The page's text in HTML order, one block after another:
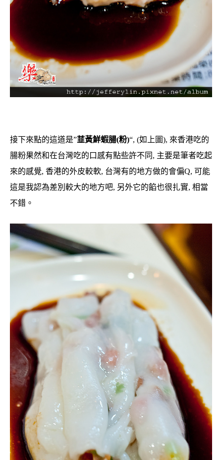
接下來點的這道是”韮黃鮮蝦腸(粉)“, (如上圖), 來香港吃的
腸粉果然和在台灣吃的口感有點些許不同, 主要是筆者吃起
來的感覺, 香港的外皮較軟, 台灣有的地方做的會偏Q, 可能
這是我認為差別較大的地方吧, 另外它的餡也很扎實, 相當
不錯。